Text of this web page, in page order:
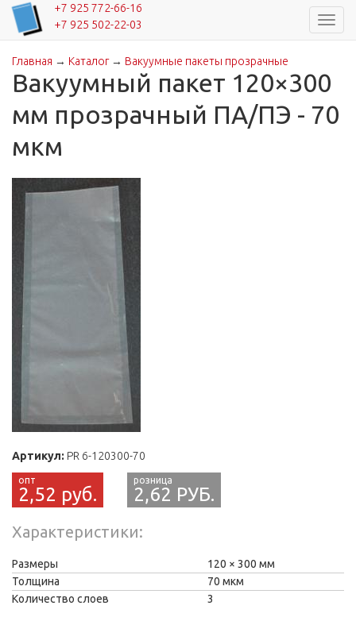
+7 925 772-66-16
+7 925 502-22-03
Вы здесь
Главная → Каталог→ Вакуумные пакеты прозрачные
Вакуумный пакет 120×300
мм прозрачный ПА/ПЭ - 70
мкм
Артикул: PR 6-120300-70
2,52 руб. 2,62 РУБ.
Характеристики
Размеры 120
300 мм
Толщина
70 мкм
Количество слоев
3